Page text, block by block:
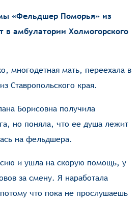
«Фельдшер Поморья» из
в амбулатории Холмогорского
многодетная мать, переехала в
Ставропольского края.
Борисовна получила
но поняла, что ее душа лежит
на фельдшера.
и ушла на скорую помощь, у
за смену. Я наработала
что пока не прослушаешь